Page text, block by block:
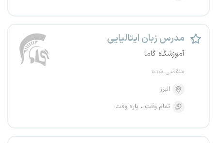
مدرس زبان ایتالیایی
آموزشگاه گاما
منقضی شده
البرز
تمام وقت
پاره وقت